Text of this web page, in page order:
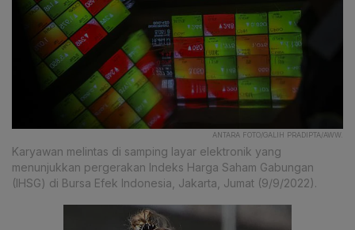
ANTARA FOTO/GALIH PRADIPTA/AWW.
Karyawan melintas di samping layar elektronik yang
menunjukkan pergerakan Indeks Harga Saham Gabungan
(IHSG) di Bursa Efek Indonesia, Jakarta, Jumat (9/9/2022).